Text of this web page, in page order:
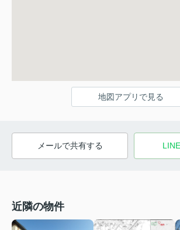
地図アプリで見る
メールで共有する
近隣の物件